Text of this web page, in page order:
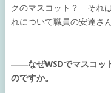
クのマスコット？ それ
れについて職員の安達さ
――なぜWSDでマスコッ
のですか。